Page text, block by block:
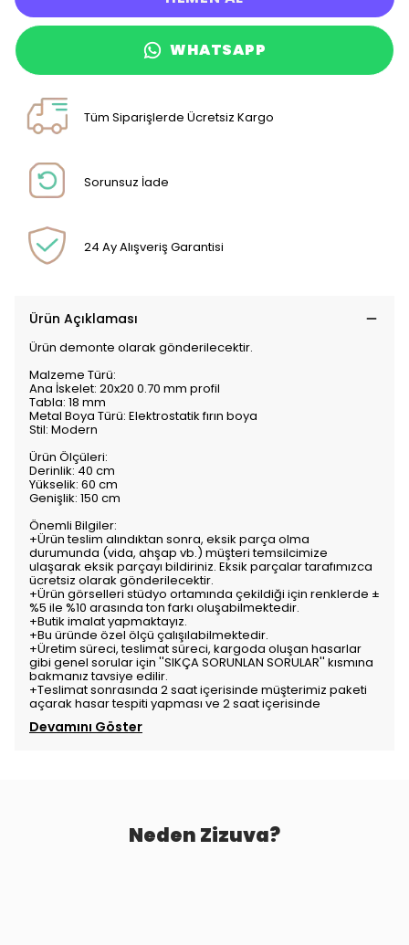
WHATSAPP
Tüm Siparişlerde Ücretsiz Kargo
Sorunsuz İade
24 Ay Alışveriş Garantisi
Ürün Açıklaması
Ürün demonte olarak gönderilecektir.
Malzeme Türü:
Ana İskelet: 20x20 0.70 mm profil
Tabla: 18 mm
Metal Boya Türü: Elektrostatik fırın boya
Stil: Modern
Ürün Ölçüleri:
Derinlik: 40 cm
Yükselik: 60 cm
Genişlik: 150 cm
Önemli Bilgiler:
+Ürün teslim alındıktan sonra, eksik parça olma
durumunda (vida, ahşap vb.) müşteri temsilcimize
ulaşarak eksik parçayı bildiriniz. Eksik parçalar tarafımızca
ücretsiz olarak gönderilecektir.
+Ürün görselleri stüdyo ortamında çekildiği için renklerde ±
%5 ile %10 arasında ton farkı oluşabilmektedir.
+Butik imalat yapmaktayız.
+Bu üründe özel ölçü çalışılabilmektedir.
+Üretim süreci, teslimat süreci, kargoda oluşan hasarlar
gibi genel sorular için ''SIKÇA SORUNLAN SORULAR'' kısmına
bakmanız tavsiye edilir.
+Teslimat sonrasında 2 saat içerisinde müşterimiz paketi
açarak hasar tespiti yapması ve 2 saat içerisinde
Devamını Göster
Neden Zizuva?